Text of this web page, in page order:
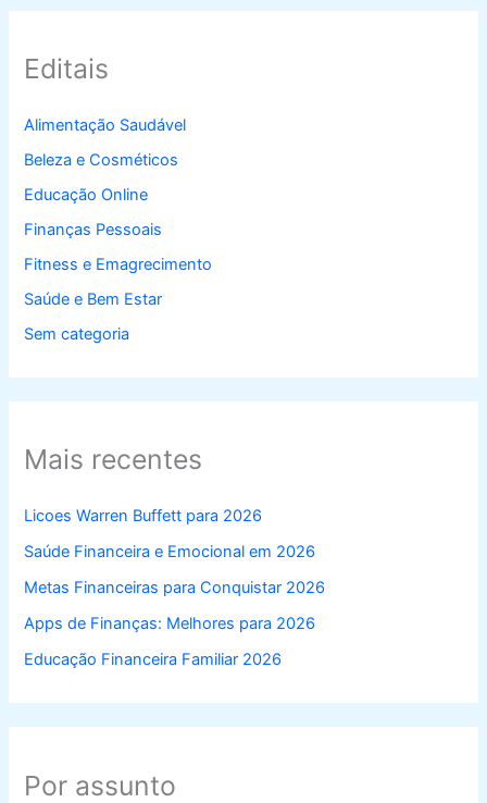
Editais
Alimentação Saudável
Beleza e Cosméticos
Educação Online
Finanças Pessoais
Fitness e Emagrecimento
Saúde e Bem Estar
Sem categoria
Mais recentes
Licoes Warren Buffett para 2026
Saúde Financeira e Emocional em 2026
Metas Financeiras para Conquistar 2026
Apps de Finanças: Melhores para 2026
Educação Financeira Familiar 2026
Por assunto